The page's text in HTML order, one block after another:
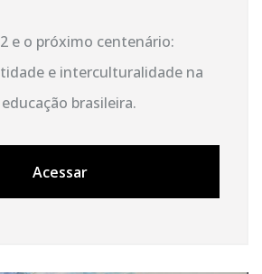
e o próximo centenário:
e interculturalidade na
brasileira.
Acessar